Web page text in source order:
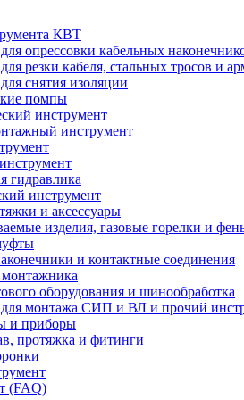
КВТ
опрессовки кабельных
резки кабеля, стальных тросов и
снятия изоляции
помпы
инструмент
инструмент
гидравлика
инструмент
и аксессуары
изделия, газовые горелки и
и контактные соединения
оборудования и шинообработка
монтажа СИП и ВЛ и прочий
и приборы
протяжка и фитинги
(FAQ)